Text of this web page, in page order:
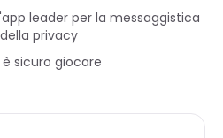
leader per la messaggistica
privacy
sicuro giocare